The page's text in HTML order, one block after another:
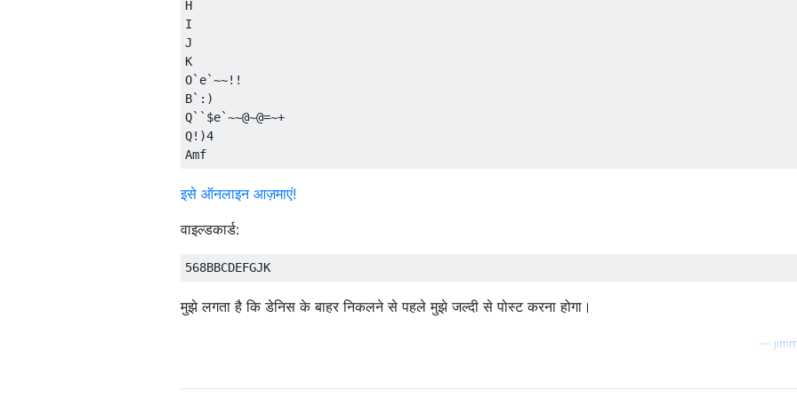
H
I
J
K
O`e`~~!!
B`:)
Q``$e`~~@~@=~+
Q!)4
इसे ऑनलाइन आज़माएं!
वाइल्डकार्ड:
मुझे लगता है कि डेनिस के बाहर निकलने से पहले मुझे जल्दी से पोस्ट करना होगा।